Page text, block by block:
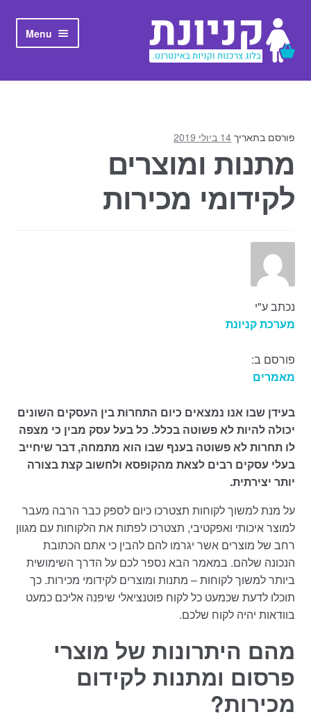
Skip to navigation
Skip to content
Menu
ראשי
פורסם בתאריך 14 ביולי 2019
מתנות ומוצרים
לקידומי מכירות
נכתב ע"י
מערכת קניונת
פורסם ב:
מאמרים
בעידן שבו אנו נמצאים כיום התחרות בין העסקים השונים
יכולה להיות לא פשוטה בכלל. כל בעל עסק מבין כי מצפה
לו תחרות לא פשוטה בענף שבו הוא מתמחה, דבר שיחייב
בעלי עסקים רבים לצאת מהקופסא ולחשוב קצת בצורה
יותר יצירתית.
על מנת למשוך לקוחות תצטרכו כיום לספק כבר הרבה מעבר
למוצר איכותי ואפקטיבי, תצטרכו לפתות את הלקוחות עם מגוון
רחב של מוצרים אשר יגרמו להם להבין כי אתם הכתובת
הנכונה שלהם. במאמר הבא נספר לכם על הדרך השימושית
ביותר למשוך לקוחות – מתנות ומוצרים לקידומי מכירות. כך
תוכלו לדעת שכמעט כל לקוח פוטנציאלי שיפנה אליכם כמעט
בוודאות יהיה לקוח שלכם.
מהם היתרונות של מוצרי
פרסום ומתנות לקידום
מכירות?